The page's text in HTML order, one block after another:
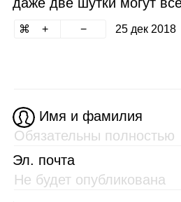
25 дек 2018
Имя и фамилия
Эл. почта